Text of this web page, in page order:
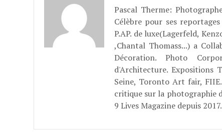
Pascal Therme:
Célèbre pour ses
P.AP. de luxe(Lagerfeld,
,Chantal Thomass...) a
Décoration. Photo
d'Architecture. Expositions
Seine, Toronto Art fair,
critique sur la photographie
9 Lives Magazine depuis